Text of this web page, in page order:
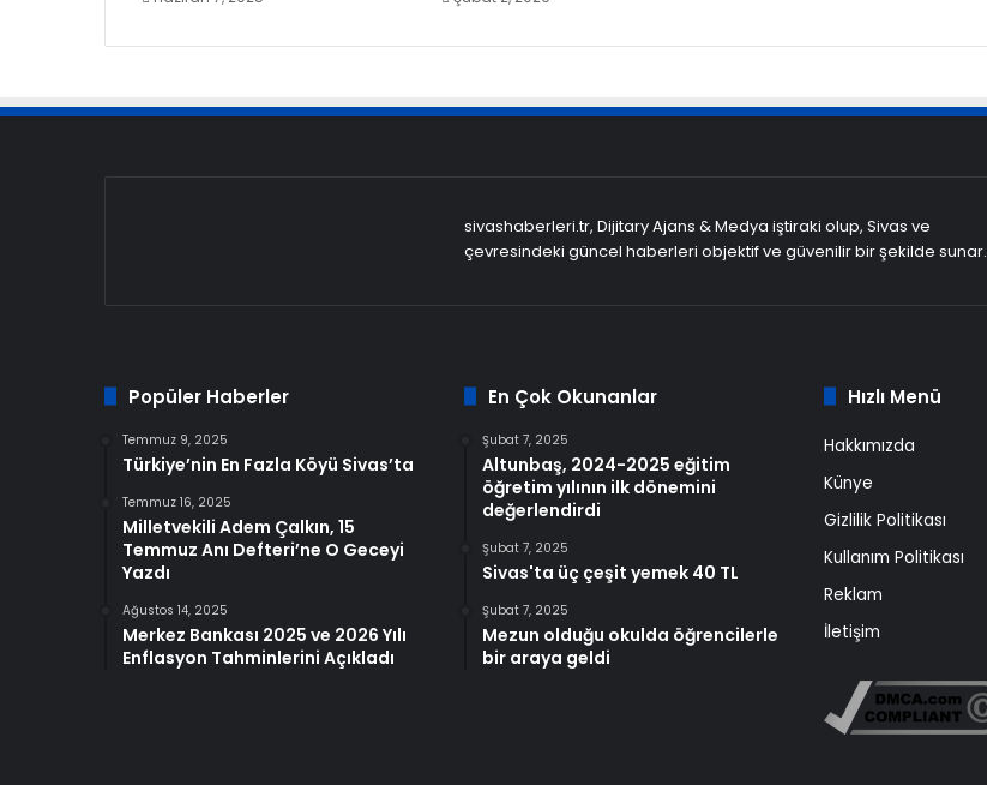
sivashaberleri.tr, Dijitary Ajans & Medya iştiraki olup, Sivas ve
çevresindeki güncel haberleri objektif ve güvenilir bir şekilde sunar.
Popüler Haberler
Temmuz 9, 2025
Türkiye’nin En Fazla Köyü Sivas’ta
Temmuz 16, 2025
Milletvekili Adem Çalkın, 15
Temmuz Anı Defteri’ne O Geceyi
Yazdı
Ağustos 14, 2025
Merkez Bankası 2025 ve 2026 Yılı
Enflasyon Tahminlerini Açıkladı
En Çok Okunanlar
Şubat 7, 2025
Altunbaş, 2024-2025 eğitim
öğretim yılının ilk dönemini
değerlendirdi
Şubat 7, 2025
Sivas'ta üç çeşit yemek 40 TL
Şubat 7, 2025
Mezun olduğu okulda öğrencilerle
bir araya geldi
Hızlı Menü
Hakkımızda
Künye
Gizlilik Politikası
Kullanım Politikası
Reklam
İletişim